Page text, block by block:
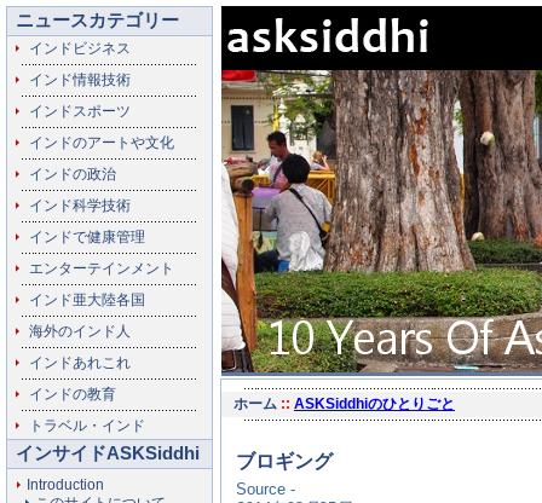
ニュースカテゴリー
インドビジネス
インド情報技術
インドスポーツ
インドのアートや文化
インドの政治
インド科学技術
インドで健康管理
エンターテインメント
インド亜大陸各国
海外のインド人
インドあれこれ
インドの教育
トラベル・インド
インサイドASKSiddhi
Introduction
ホーム :: ASKSiddhiのひとりごと
ブロギング
Source -